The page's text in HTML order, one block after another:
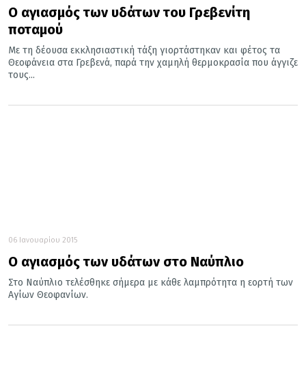
Ο αγιασμός των υδάτων του Γρεβενίτη
ποταμού
Με τη δέουσα εκκλησιαστική τάξη γιορτάστηκαν και φέτος τα
Θεοφάνεια στα Γρεβενά, παρά την χαμηλή θερμοκρασία που άγγιζε
τους...
06 Ιανουαρίου 2015
Ο αγιασμός των υδάτων στο Ναύπλιο
Στο Ναύπλιο τελέσθηκε σήμερα με κάθε λαμπρότητα η εορτή των
Αγίων Θεοφανίων.